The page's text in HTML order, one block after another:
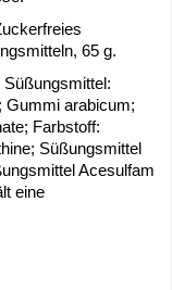
65 g.
Gummi arabicum;
Farbstoff:
Süßungsmittel
Acesulfam
eine